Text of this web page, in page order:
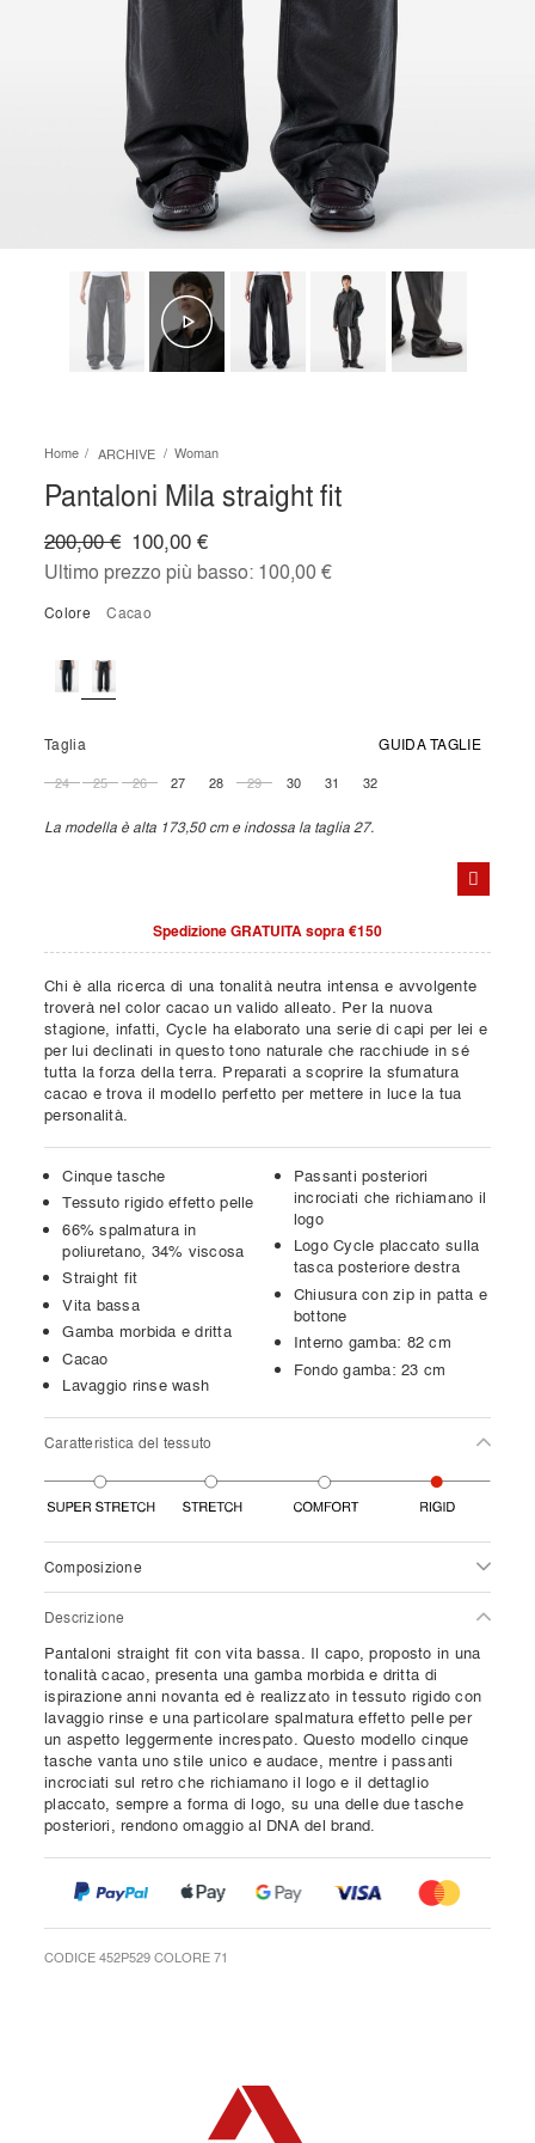
Home ARCHIVE Woman
Pantaloni Mila straight fit
100,00 €
200,00 €
Ultimo prezzo più basso: 100,00 €
Colore cacao
Taglia GUIDA TAGLIE
24 25 26 27 28 29 30 31 32
La modella è alta 173,50 cm e indossa la taglia 27.
Spedizione GRATUITA sopra €150
Chi è alla ricerca di una tonalità neutra intensa e avvolgente
troverà nel color cacao un valido alleato. Per la nuova
stagione, infatti, Cycle ha elaborato una serie di capi per lei e
per lui declinati in questo tono naturale che racchiude in sé
tutta la forza della terra. Preparati a scoprire la sfumatura
cacao e trova il modello perfetto per mettere in luce la tua
personalità.
Cinque tasche
Tessuto rigido effetto pelle
66% spalmatura in
poliuretano, 34% viscosa
Straight fit
Vita bassa
Gamba morbida e dritta
Cacao
Lavaggio rinse wash
Passanti posteriori
incrociati che richiamano il
logo
Logo Cycle placcato sulla
tasca posteriore destra
Chiusura con zip in patta e
bottone
Interno gamba: 82 cm
Fondo gamba: 23 cm
Caratteristica del tessuto
Composizione
Descrizione
Pantaloni straight fit con vita bassa. Il capo, proposto in una
tonalità cacao, presenta una gamba morbida e dritta di
ispirazione anni novanta ed è realizzato in tessuto rigido con
lavaggio rinse e una particolare spalmatura effetto pelle per
un aspetto leggermente increspato. Questo modello cinque
tasche vanta uno stile unico e audace, mentre i passanti
incrociati sul retro che richiamano il logo e il dettaglio
placcato, sempre a forma di logo, su una delle due tasche
posteriori, rendono omaggio al DNA del brand.
CODICE 452P529 COLORE 71